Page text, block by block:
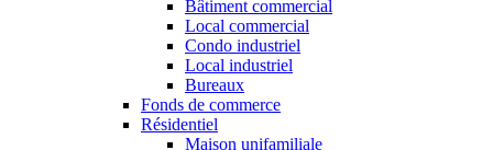
Bâtiment commercial
Local commercial
Condo industriel
Local industriel
Bureaux
Fonds de commerce
Résidentiel
Maison unifamiliale